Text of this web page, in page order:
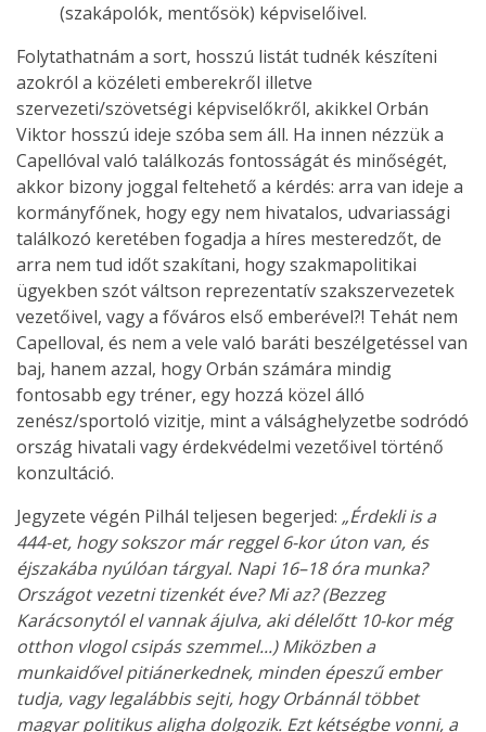
(szakápolók, mentősök) képviselőivel.
Folytathatnám a sort, hosszú listát tudnék készíteni
azokról a közéleti emberekről illetve
szervezeti/szövetségi képviselőkről, akikkel Orbán
Viktor hosszú ideje szóba sem áll. Ha innen nézzük a
Capellóval való találkozás fontosságát és minőségét,
akkor bizony joggal feltehető a kérdés: arra van ideje a
kormányfőnek, hogy egy nem hivatalos, udvariassági
találkozó keretében fogadja a híres mesteredzőt, de
arra nem tud időt szakítani, hogy szakmapolitikai
ügyekben szót váltson reprezentatív szakszervezetek
vezetőivel, vagy a főváros első emberével?! Tehát nem
Capelloval, és nem a vele való baráti beszélgetéssel van
baj, hanem azzal, hogy Orbán számára mindig
fontosabb egy tréner, egy hozzá közel álló
zenész/sportoló vizitje, mint a válsághelyzetbe sodródó
ország hivatali vagy érdekvédelmi vezetőivel történő
konzultáció.
Jegyzete végén Pilhál teljesen begerjed: „Érdekli is a
444-et, hogy sokszor már reggel 6-kor úton van, és
éjszakába nyúlóan tárgyal. Napi 16–18 óra munka?
Országot vezetni tizenkét éve? Mi az? (Bezzeg
Karácsonytól el vannak ájulva, aki délelőtt 10-kor még
otthon vlogol csipás szemmel...) Miközben a
munkaidővel pitiánerkednek, minden épeszű ember
tudja, vagy legalábbis sejti, hogy Orbánnál többet
magyar politikus aligha dolgozik. Ezt kétségbe vonni, a